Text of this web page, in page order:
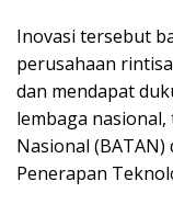
Inovasi tersebut
perusahaan
dan mendapat
lembaga
Nasional (BATAN)
Penerapan